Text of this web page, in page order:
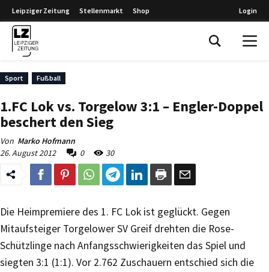
Leipziger Zeitung Stellenmarkt Shop Login
Sport Fußball
1.FC Lok vs. Torgelow 3:1 – Engler-Doppel
beschert den Sieg
Von Marko Hofmann
26. August 2012
0 30
Die Heimpremiere des 1. FC Lok ist geglückt. Gegen
Mitaufsteiger Torgelower SV Greif drehten die Rose-
Schützlinge nach Anfangsschwierigkeiten das Spiel und
siegten 3:1 (1:1). Vor 2.762 Zuschauern entschied sich die